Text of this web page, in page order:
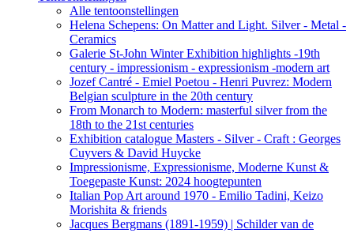
Alle tentoonstellingen
Helena Schepens: On Matter and Light. Silver - Metal -
Ceramics
Galerie St-John Winter Exhibition highlights -19th
century - impressionism - expressionism -modern art
Jozef Cantré - Emiel Poetou - Henri Puvrez: Modern
Belgian sculpture in the 20th century
From Monarch to Modern: masterful silver from the
18th to the 21st centuries
Exhibition catalogue Masters - Silver - Craft : Georges
Cuyvers & David Huycke
Impressionisme, Expressionisme, Moderne Kunst &
Toegepaste Kunst: 2024 hoogtepunten
Italian Pop Art around 1970 - Emilio Tadini, Keizo
Morishita & friends
Jacques Bergmans (1891-1959) | Schilder van de